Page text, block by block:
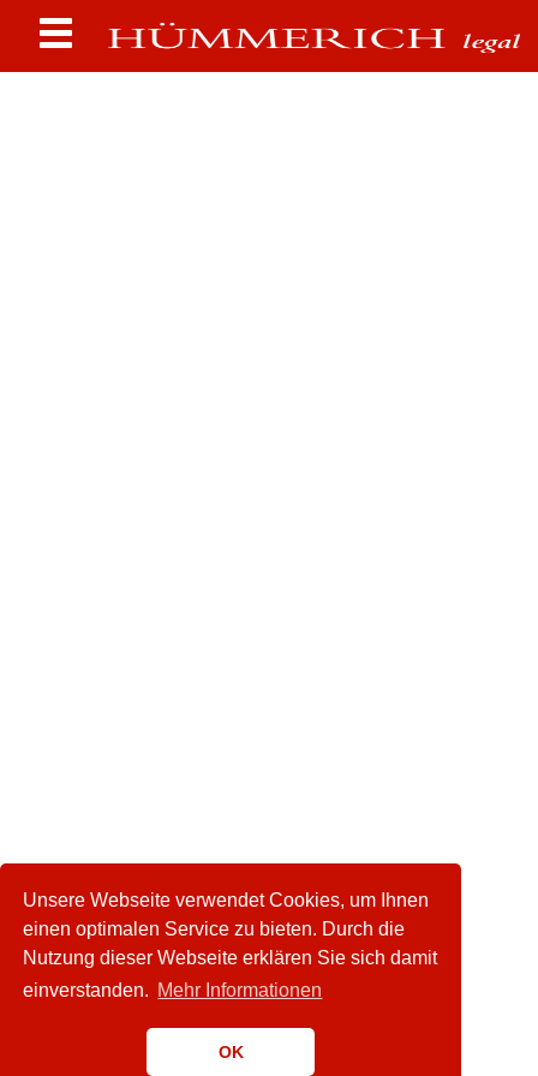
Unsere Webseite verwendet Cookies, um Ihnen
einen optimalen Service zu bieten. Durch die
Nutzung dieser Webseite erklären Sie sich damit
einverstanden. Mehr Informationen
OK